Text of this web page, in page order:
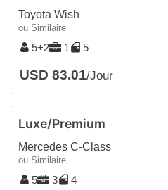
Toyota Wish
ou Similaire
5+2 1 5
USD 83.01/Jour
Luxe/Premium
Mercedes C-Class
ou Similaire
5 3 4